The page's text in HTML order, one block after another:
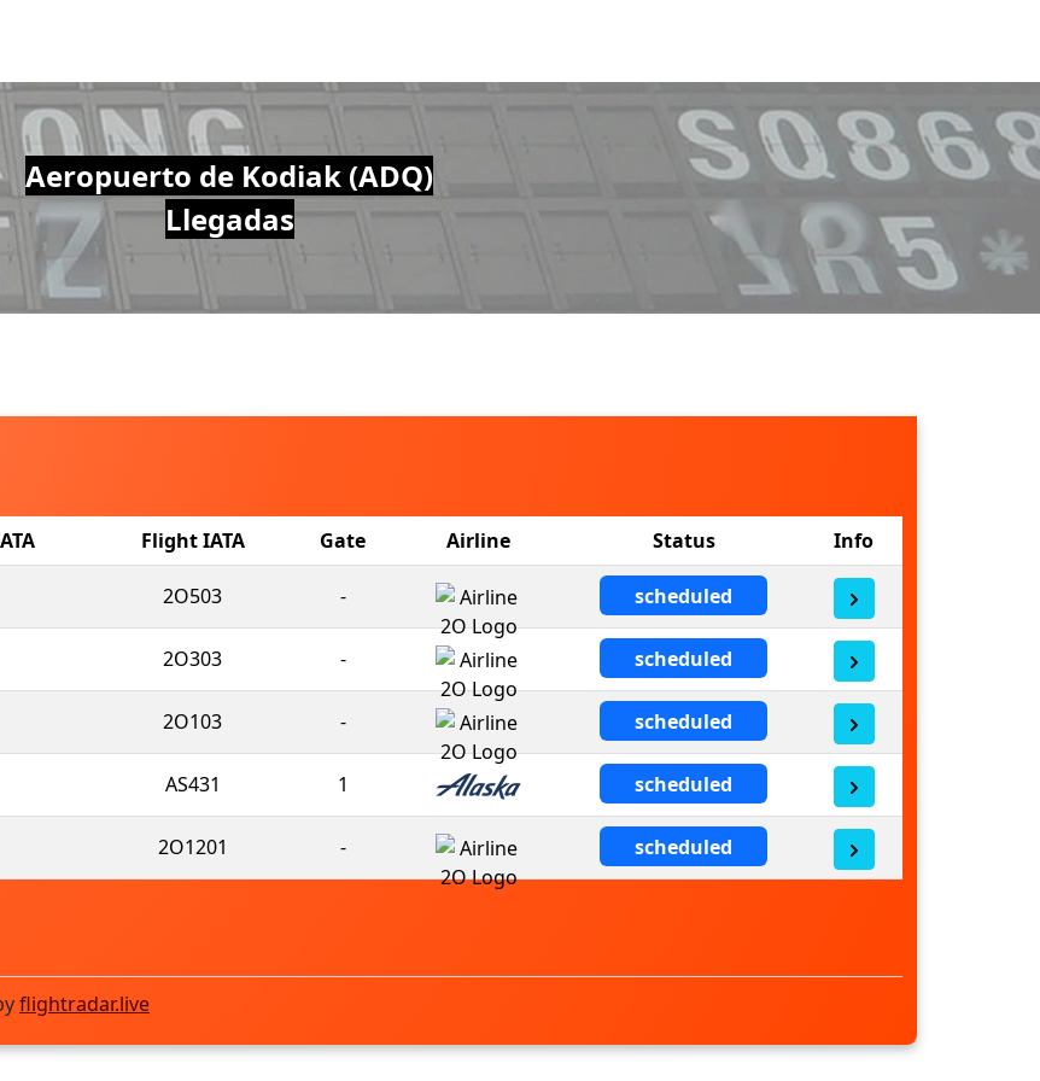
Aeropuerto de Kodiak (ADQ)
Llegadas
Flight IATA Gate Airline Status Info
2O503 - scheduled
2O303 - scheduled
2O103 - scheduled
AS431 1 scheduled
2O1201 - scheduled
flightradar.live